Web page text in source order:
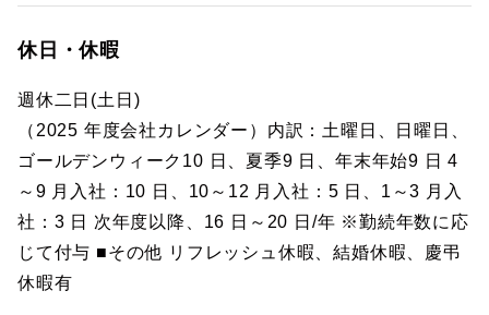
休日・休暇
週休二日(土日)
（2025 年度会社カレンダー）内訳：土曜日、日曜日、
ゴールデンウィーク10 日、夏季9 日、年末年始9 日 4
～9 月入社：10 日、10～12 月入社：5 日、1～3 月入
社：3 日 次年度以降、16 日～20 日/年 ※勤続年数に応
じて付与 ■その他 リフレッシュ休暇、結婚休暇、慶弔
休暇有